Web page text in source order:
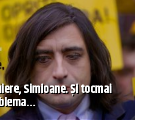
Simioane. Și tocmai